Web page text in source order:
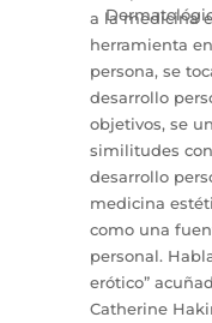
a la medicina
herramienta
persona, se
desarrollo
objetivos, se
similitudes
desarrollo
medicina
como una
personal.
erótico”
Catherine